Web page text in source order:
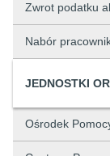
Zwrot podatku
Nabór
JEDNOSTKI
Ośrodek